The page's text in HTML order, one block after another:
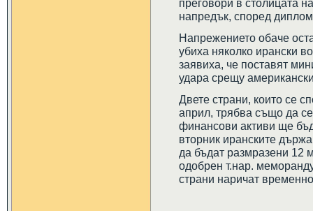
преговори в столицата
напредък, според
Напрежението обаче
убиха няколко ирански
заявиха, че поставят
удара срещу
Двете страни, които се
април, трябва също да
финансови активи ще
вторник иранските
да бъдат размразени 12
одобрен т.нар.
страни наричат